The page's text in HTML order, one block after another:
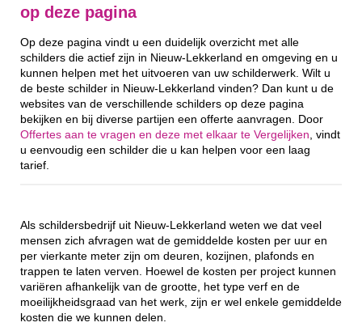
op deze pagina
Op deze pagina vindt u een duidelijk overzicht met alle
schilders die actief zijn in Nieuw-Lekkerland en omgeving en u
kunnen helpen met het uitvoeren van uw schilderwerk. Wilt u
de beste schilder in Nieuw-Lekkerland vinden? Dan kunt u de
websites van de verschillende schilders op deze pagina
bekijken en bij diverse partijen een offerte aanvragen. Door
Offertes aan te vragen en deze met elkaar te Vergelijken , vindt
u eenvoudig een schilder die u kan helpen voor een laag
tarief.
Als schildersbedrijf uit Nieuw-Lekkerland weten we dat veel
mensen zich afvragen wat de gemiddelde kosten per uur en
per vierkante meter zijn om deuren, kozijnen, plafonds en
trappen te laten verven. Hoewel de kosten per project kunnen
variëren afhankelijk van de grootte, het type verf en de
moeilijkheidsgraad van het werk, zijn er wel enkele gemiddelde
kosten die we kunnen delen.